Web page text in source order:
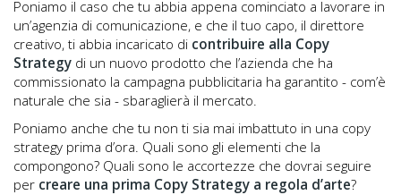
Poniamo il caso che tu abbia appena cominciato a lavorare in
un’agenzia di comunicazione, e che il tuo capo, il direttore
creativo, ti abbia incaricato di contribuire alla Copy
Strategy di un nuovo prodotto che l’azienda che ha
commissionato la campagna pubblicitaria ha garantito - com’è
naturale che sia - sbaraglierà il mercato.
Poniamo anche che tu non ti sia mai imbattuto in una copy
strategy prima d’ora. Quali sono gli elementi che la
compongono? Quali sono le accortezze che dovrai seguire
per creare una prima Copy Strategy a regola d’arte?